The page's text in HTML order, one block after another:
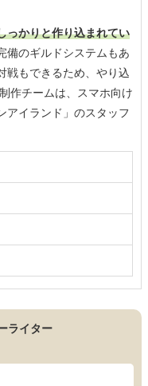
っかりと作り込まれてい
備のギルドシステムもあ
戦もできるため、やり込
作チームは、スマホ向け
アイランド」のスタッフ
ライター